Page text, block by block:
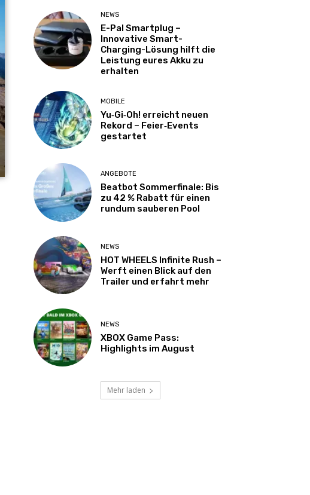
NEWS
E-Pal Smartplug –
Innovative Smart-
Charging-Lösung hilft die
Leistung eures Akku zu
erhalten
MOBILE
Yu‑Gi‑Oh! erreicht neuen
Rekord – Feier‑Events
gestartet
ANGEBOTE
Beatbot Sommerfinale: Bis
zu 42 % Rabatt für einen
rundum sauberen Pool
NEWS
HOT WHEELS Infinite Rush –
Werft einen Blick auf den
Trailer und erfahrt mehr
NEWS
XBOX Game Pass:
Highlights im August
Mehr laden